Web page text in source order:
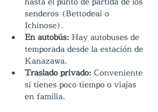
senderos (Bettodeai o
Ichinose).
En autobús: Hay autobuses de
temporada desde la estación de
Kanazawa.
Traslado privado: Conveniente
si tienes poco tiempo o viajas
en familia.